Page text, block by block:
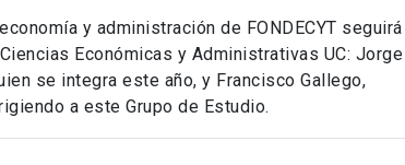
y administración de FONDECYT seguirá
Económicas y Administrativas UC: Jorge
se integra este año, y Francisco Gallego,
a este Grupo de Estudio.